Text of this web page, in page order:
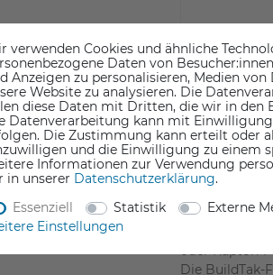
inkl. ges.
ab Lager >
Buildtak
oder Kapton-
Die BuildTak-
verwenden Cookies und ähnliche
Daten von
Anzeigen zu personalisieren, Medien
Website zu analysieren. Die
diese Daten mit Dritten, die wir in den
Datenverarbeitung kann mit
Die Zustimmung kann erteilt oder
und die Einwilligung zu einem
Informationen zur Verwendung
in unserer Daten­schutz­erklärung.
Essenziell
Statistik Externe
Einstellungen